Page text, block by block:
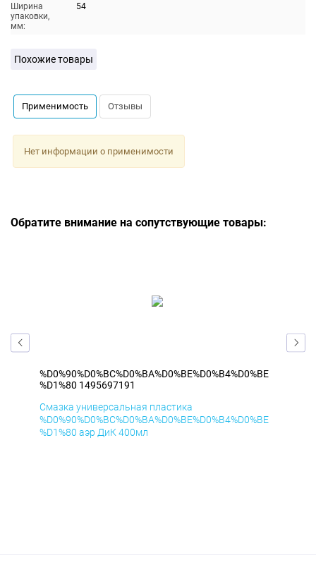
Ширина
упаковки,
мм:
54
Похожие товары
Применимость Отзывы
Нет информации о применимости
Обратите внимание на сопутствующие товары:
%D0%90%D0%BC%D0%BA%D0%BE%D0%B4%D0%BE
%D1%80 1495697191
Смазка универсальная пластика
%D0%90%D0%BC%D0%BA%D0%BE%D0%B4%D0%BE
%D1%80 аэр ДиК 400мл